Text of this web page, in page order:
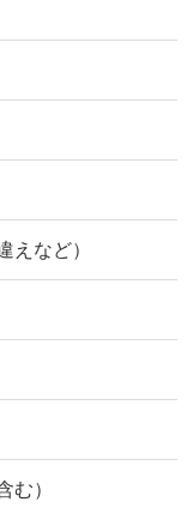
えなど）
む）